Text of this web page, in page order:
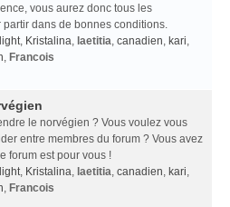
vous aurez donc tous les
dans de bonnes conditions.
, Kristalina, laetitia, canadien, kari,
, Francois
le norvégien ? Vous voulez vous
entre membres du forum ? Vous avez
forum est pour vous !
, Kristalina, laetitia, canadien, kari,
, Francois